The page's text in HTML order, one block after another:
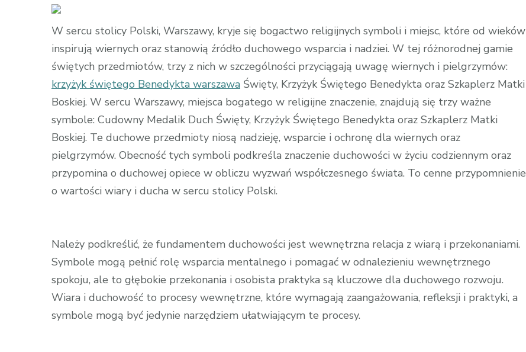
świętego
Benedykta
warszawa
W sercu stolicy Polski, Warszawy, kryje się bogactwo religijnych symboli i miejsc, które od wieków
inspirują wiernych oraz stanowią źródło duchowego wsparcia i nadziei. W tej różnorodnej gamie
świętych przedmiotów, trzy z nich w szczególności przyciągają uwagę wiernych i pielgrzymów:
krzyżyk świętego Benedykta warszawa Święty, Krzyżyk Świętego Benedykta oraz Szkaplerz Matki
Boskiej. W sercu Warszawy, miejsca bogatego w religijne znaczenie, znajdują się trzy ważne
symbole: Cudowny Medalik Duch Święty, Krzyżyk Świętego Benedykta oraz Szkaplerz Matki
Boskiej. Te duchowe przedmioty niosą nadzieję, wsparcie i ochronę dla wiernych oraz
pielgrzymów. Obecność tych symboli podkreśla znaczenie duchowości w życiu codziennym oraz
przypomina o duchowej opiece w obliczu wyzwań współczesnego świata. To cenne przypomnienie
o wartości wiary i ducha w sercu stolicy Polski.
Należy podkreślić, że fundamentem duchowości jest wewnętrzna relacja z wiarą i przekonaniami.
Symbole mogą pełnić rolę wsparcia mentalnego i pomagać w odnalezieniu wewnętrznego
spokoju, ale to głębokie przekonania i osobista praktyka są kluczowe dla duchowego rozwoju.
Wiara i duchowość to procesy wewnętrzne, które wymagają zaangażowania, refleksji i praktyki, a
symbole mogą być jedynie narzędziem ułatwiającym te procesy.